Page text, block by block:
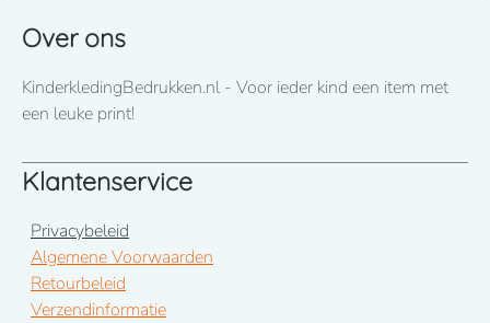
Over ons
KinderkledingBedrukken.nl - Voor ieder kind een item met
een leuke print!
Klantenservice
Privacybeleid
Algemene Voorwaarden
Retourbeleid
Verzendinformatie